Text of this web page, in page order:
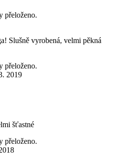
přeloženo.
Slušně vyrobená, velmi pěkná
přeloženo.
2019
šťastné
přeloženo.